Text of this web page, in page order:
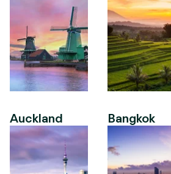
Auckland Bangkok